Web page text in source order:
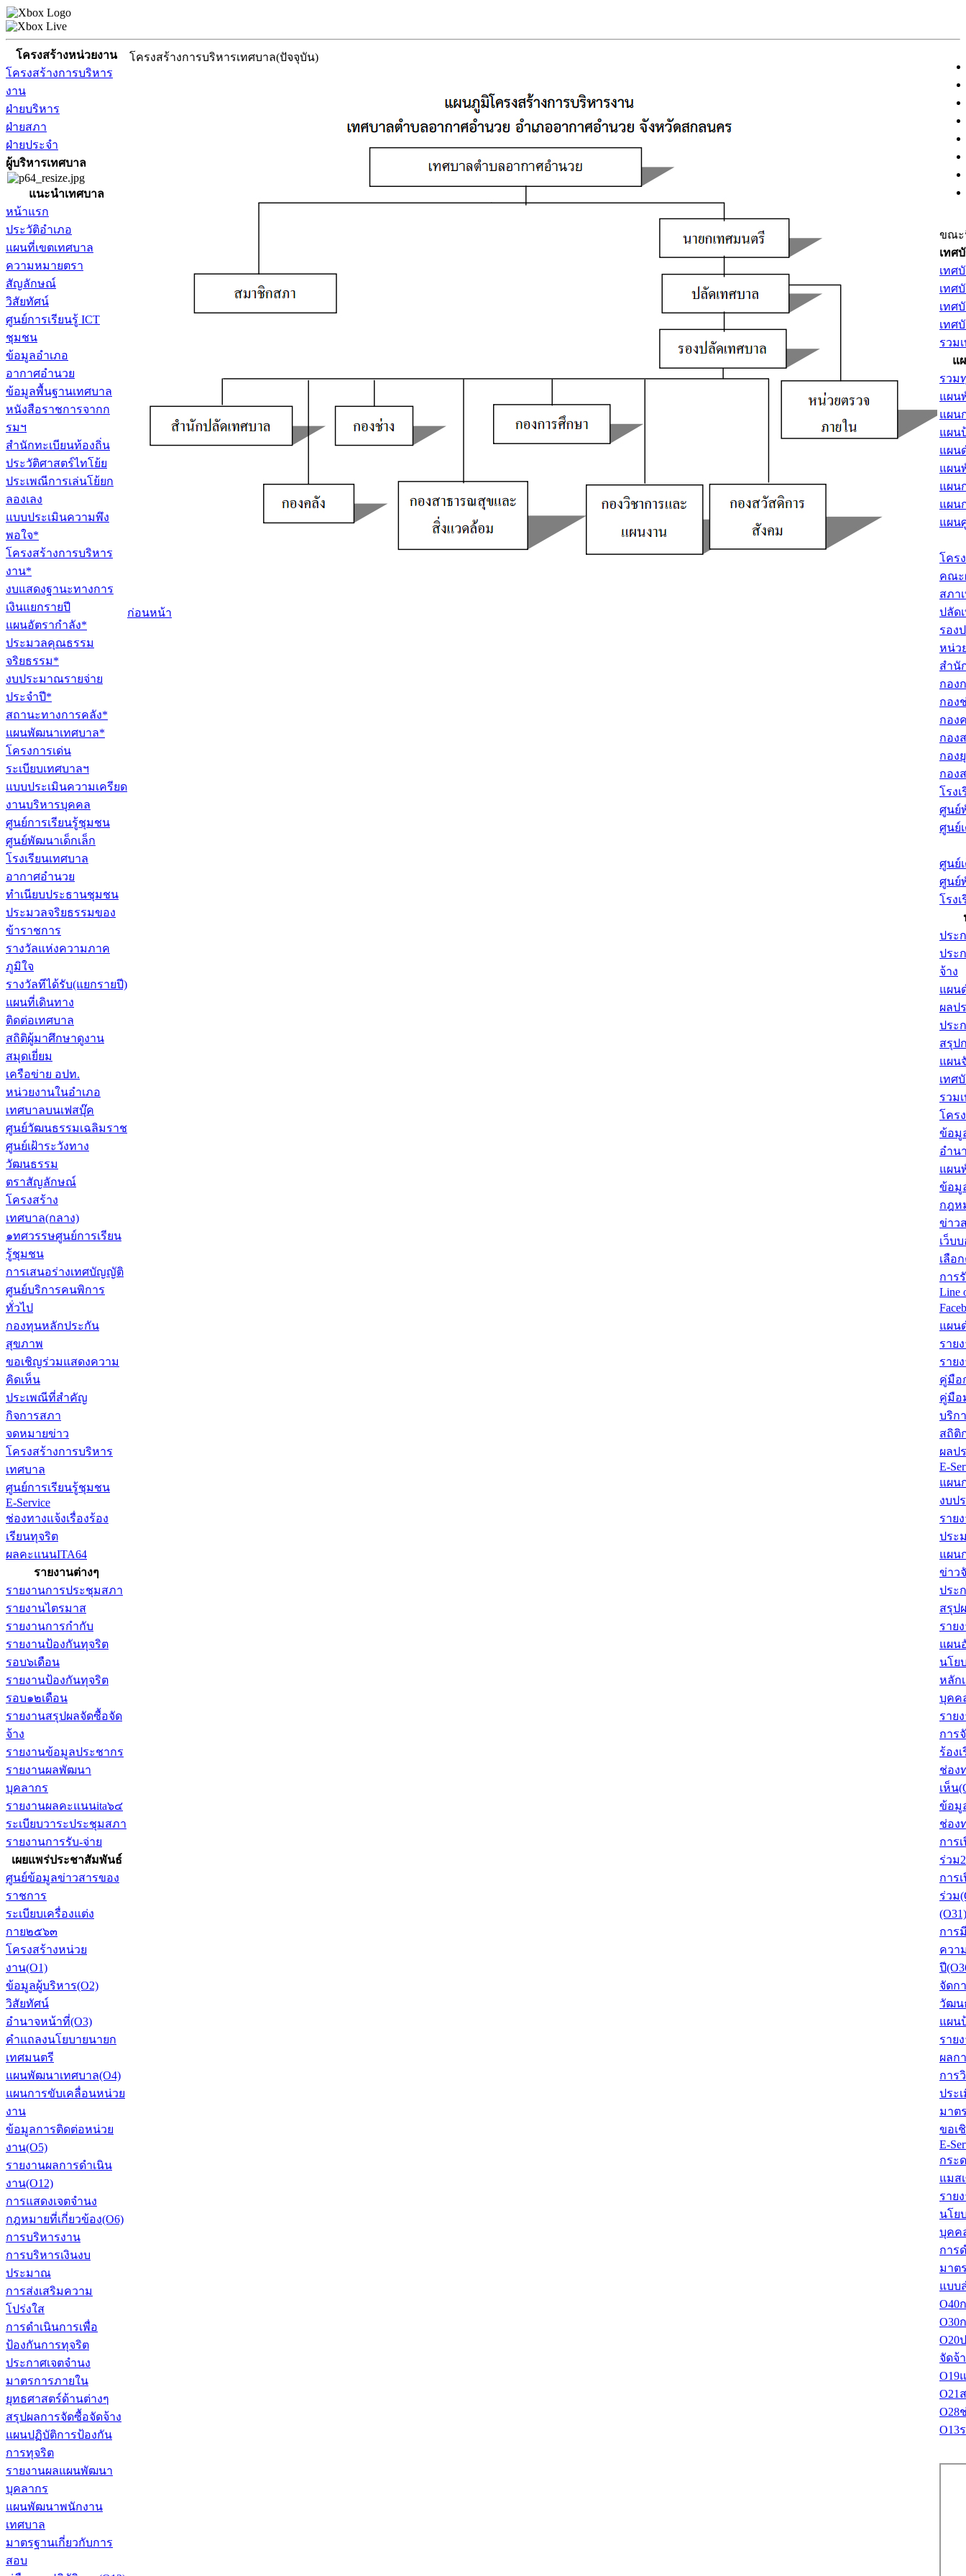
โครงสร้างหน่วยงาน
โครงสร้างการบริหาร
งาน
ฝ่ายบริหาร
ฝ่ายสภา
ฝ่ายประจำ
ผู้บริหารเทศบาล
แนะนำเทศบาล
หน้าแรก
ประวัติอำเภอ
แผนที่เขตเทศบาล
ความหมายตรา
สัญลักษณ์
วิสัยทัศน์
ศูนย์การเรียนรู้ ICT
ชุมชน
ข้อมูลอำเภอ
อากาศอำนวย
ข้อมูลพื้นฐานเทศบาล
หนังสือราชการจากก
รมฯ
สำนักทะเบียนท้องถิ่น
ประวัติศาสตร์ไทโย้ย
ประเพณีการเล่นโย้ยก
ลองเลง
แบบประเมินความพึง
พอใจ*
โครงสร้างการบริหาร
งาน*
งบแสดงฐานะทางการ
เงินแยกรายปี
แผนอัตรากำลัง*
ประมวลคุณธรรม
จริยธรรม*
งบประมาณรายจ่าย
ประจำปี*
สถานะทางการคลัง*
แผนพัฒนาเทศบาล*
โครงการเด่น
ระเบียบเทศบาลฯ
แบบประเมินความเครียด
งานบริหารบุคคล
ศูนย์การเรียนรู้ชุมชน
ศูนย์พัฒนาเด็กเล็ก
โรงเรียนเทศบาล
อากาศอำนวย
ทำเนียบประธานชุมชน
ประมวลจริยธรรมของ
ข้าราชการ
รางวัลแห่งความภาค
ภูมิใจ
รางวัลทีได้รับ(แยกรายปี)
แผนที่เดินทาง
ติดต่อเทศบาล
สถิติผู้มาศึกษาดูงาน
สมุดเยี่ยม
เครือข่าย อปท.
หน่วยงานในอำเภอ
เทศบาลบนเฟสบุ๊ค
ศูนย์วัฒนธรรมเฉลิมราช
ศูนย์เฝ้าระวังทาง
วัฒนธรรม
ตราสัญลักษณ์
โครงสร้าง
เทศบาล(กลาง)
๑ทศวรรษศูนย์การเรียน
รู้ชุมชน
การเสนอร่างเทศบัญญัติ
ศูนย์บริการคนพิการ
ทั่วไป
กองทุนหลักประกัน
สุขภาพ
ขอเชิญร่วมแสดงความ
คิดเห็น
ประเพณีที่สำคัญ
กิจการสภา
จดหมายข่าว
โครงสร้างการบริหาร
เทศบาล
ศูนย์การเรียนรู้ชุมชน
E-Service
ช่องทางแจ้งเรื่องร้อง
เรียนทุจริต
ผลคะแนนITA64
รายงานต่างๆ
รายงานการประชุมสภา
รายงานไตรมาส
รายงานการกำกับ
รายงานป้องกันทุจริต
รอบ๖เดือน
รายงานป้องกันทุจริต
รอบ๑๒เดือน
รายงานสรุปผลจัดซื้อจัด
จ้าง
รายงานข้อมูลประชากร
รายงานผลพัฒนา
บุคลากร
รายงานผลคะแนนita๖๔
ระเบียบวาระประชุมสภา
รายงานการรับ-จ่าย
เผยแพร่ประชาสัมพันธ์
ศูนย์ข้อมูลข่าวสารของ
ราชการ
ระเบียบเครื่องแต่ง
กาย๒๕๖๓
โครงสร้างหน่วย
งาน(O1)
ข้อมูลผู้บริหาร(O2)
วิสัยทัศน์
อำนาจหน้าที่(O3)
คำแถลงนโยบายนายก
เทศมนตรี
แผนพัฒนาเทศบาล(O4)
แผนการขับเคลื่อนหน่วย
งาน
ข้อมูลการติดต่อหน่วย
งาน(O5)
รายงานผลการดำเนิน
งาน(O12)
การแสดงเจตจำนง
กฎหมายที่เกี่ยวข้อง(O6)
การบริหารงาน
การบริหารเงินงบ
ประมาณ
การส่งเสริมความ
โปร่งใส
การดำเนินการเพื่อ
ป้องกันการทุจริต
ประกาศเจตจำนง
มาตรการภายใน
ยุทธศาสตร์ด้านต่างๆ
สรุปผลการจัดซื้อจัดจ้าง
แผนปฏิบัติการป้องกัน
การทุจริต
รายงานผลแผนพัฒนา
บุคลากร
แผนพัฒนาพนักงาน
เทศบาล
มาตรฐานเกี่ยวกับการ
สอบ
โครงสร้างการบริหารเทศบาล(ปัจจุบัน)
ก่อนหน้า
ขณะ
เทศ
เทศ
เทศ
เทศ
เทศ
รวม
แ
รวม
แผน
แผน
แผน
แผน
แผน
แผน
แผน
แผน
โคร
คณะ
สภา
ปลัด
รอง
หน่ว
สำนั
กอง
กอง
กอง
กอง
กอง
กอง
โรง
ศูนย์
ศูนย์
ศูนย์
ศูนย์
โรง
ประ
ประ
จ้าง
แผน
ผลป
ประ
สรุป
แผน
เทศ
รวม
โคร
ข้อมู
อำน
แผน
ข้อมู
กฎห
ข่าว
เว็บ
เลือ
การ
Line
แผน
ราย
ราย
คู่มือ
คู่มือ
บริก
สถิติ
ผลป
E-
แผน
งบป
ราย
ประ
แผน
ข่าว
ประ
สรุป
ราย
แผน
นโย
หลัก
บุคค
ราย
การ
ร้อง
ช่อง
เห็น
ข้อมู
ช่อง
การ
ร่วม
การ
ร่วม
การ
ควา
ปี
จัดก
วัฒน
แผน
ราย
ผลก
การ
ประ
มาต
ขอเ
E-
กระ
แมส
ราย
นโย
บุคค
การ
มาต
แบบ
O40
O30
O20
จัดจ้
O19
O21
O28
O13